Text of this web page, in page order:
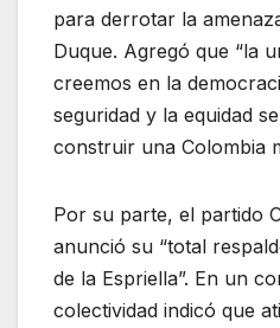
para derrotar la
Duque. Agregó que “la
creemos en la
seguridad y la equidad
construir una Colombia
Por su parte, el partido
anunció su “total
de la Espriella”. En un
colectividad indicó que